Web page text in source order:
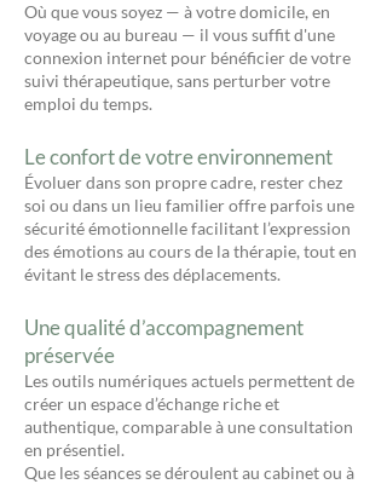
Où que vous soyez — à votre domicile, en
voyage ou au bureau — il vous suffit d'une
connexion internet pour bénéficier de votre
suivi thérapeutique, sans perturber votre
emploi du temps.
Le confort de votre environnement
Évoluer dans son propre cadre, rester chez
soi ou dans un lieu familier offre parfois une
sécurité émotionnelle facilitant l’expression
des émotions au cours de la thérapie, tout en
évitant le stress des déplacements.
Une qualité d’accompagnement
préservée
Les outils numériques actuels permettent de
créer un espace d’échange riche et
authentique, comparable à une consultation
en présentiel.
Que les séances se déroulent au cabinet ou à